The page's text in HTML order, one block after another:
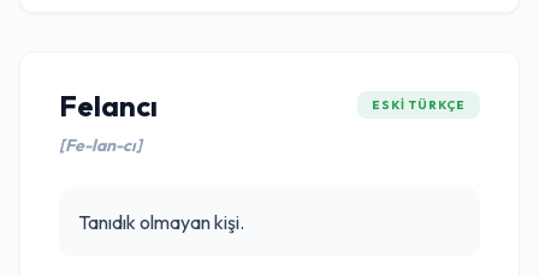
Felancı
[Fe-lan-cı]
ESKI TÜRKÇE
Tanıdık olmayan kişi.